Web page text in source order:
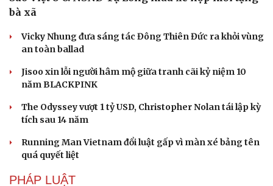
bà xã
Vicky Nhung đưa sáng tác Đông Thiên Đức ra khỏi vùng
an toàn ballad
Jisoo xin lỗi người hâm mộ giữa tranh cãi kỷ niệm 10
năm BLACKPINK
The Odyssey vượt 1 tỷ USD, Christopher Nolan tái lập kỳ
tích sau 14 năm
Running Man Vietnam đổi luật gấp vì màn xé bảng tên
quá quyết liệt
PHÁP LUẬT